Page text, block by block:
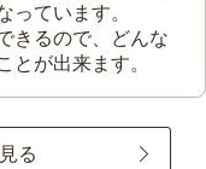
っています。
きるので、どんな
とが出来ます。
る